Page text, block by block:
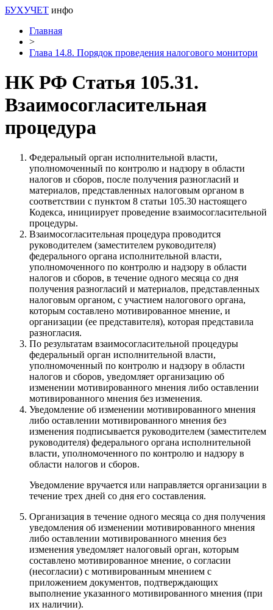
БУХУЧЕТ инфо
Главная
>
Глава 14.8. Порядок проведения налогового монитори
НК РФ Статья 105.31.
Взаимосогласительная
процедура
Федеральный орган исполнительной власти,
уполномоченный по контролю и надзору в области
налогов и сборов, после получения разногласий и
материалов, представленных налоговым органом в
соответствии с пунктом 8 статьи 105.30 настоящего
Кодекса, инициирует проведение взаимосогласительной
процедуры.
Взаимосогласительная процедура проводится
руководителем (заместителем руководителя)
федерального органа исполнительной власти,
уполномоченного по контролю и надзору в области
налогов и сборов, в течение одного месяца со дня
получения разногласий и материалов, представленных
налоговым органом, с участием налогового органа,
которым составлено мотивированное мнение, и
организации (ее представителя), которая представила
разногласия.
По результатам взаимосогласительной процедуры
федеральный орган исполнительной власти,
уполномоченный по контролю и надзору в области
налогов и сборов, уведомляет организацию об
изменении мотивированного мнения либо оставлении
мотивированного мнения без изменения.
Уведомление об изменении мотивированного мнения
либо оставлении мотивированного мнения без
изменения подписывается руководителем (заместителем
руководителя) федерального органа исполнительной
власти, уполномоченного по контролю и надзору в
области налогов и сборов.
Уведомление вручается или направляется организации в
течение трех дней со дня его составления.
Организация в течение одного месяца со дня получения
уведомления об изменении мотивированного мнения
либо оставлении мотивированного мнения без
изменения уведомляет налоговый орган, которым
составлено мотивированное мнение, о согласии
(несогласии) с мотивированным мнением с
приложением документов, подтверждающих
выполнение указанного мотивированного мнения (при
их наличии).